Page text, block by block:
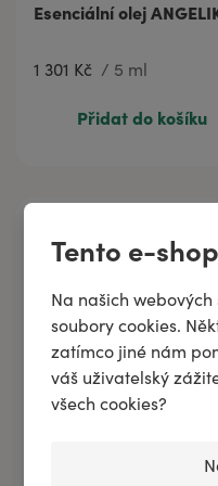
Tento e-
Na našich
soubory cookies.
zatímco jiné nám
váš uživatelský
všech cookies?
Esenciální olej
1 301 Kč / 5 ml
583 Kč
2 ml
Přidat do košíku